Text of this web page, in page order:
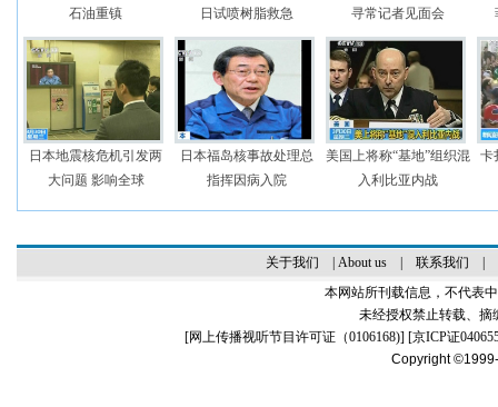
石油重镇
日试喷树脂救急
寻常记者见面会
日本地震核危机引发两
大问题 影响全球
日本福岛核事故处理总
指挥因病入院
美国上将称“基地”组织混
入利比亚内战
卡
关于我们 About us| 联系我们
本网站所刊载信息，不代表
未经授权禁止转载、摘
[网上传播视听节目许可证（0106168)] [京ICP证
Copyright